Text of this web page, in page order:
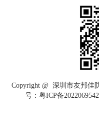
Copyright @ 深圳市友邦
号： 粤ICP备